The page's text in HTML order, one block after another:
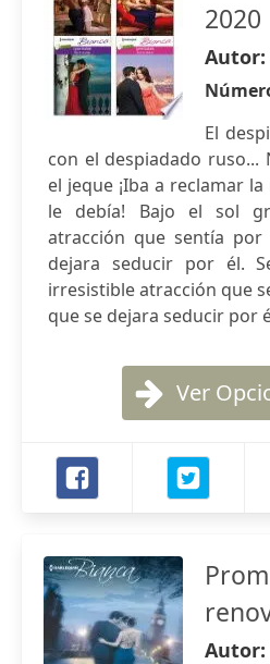
2020
Autor:
El
con el despiadado ruso...
el jeque ¡Iba a reclamar
le debía! Bajo el sol
atracción que sentía
dejara seducir por él.
irresistible atracción que
que se dejara seducir por
Ver
Autor: